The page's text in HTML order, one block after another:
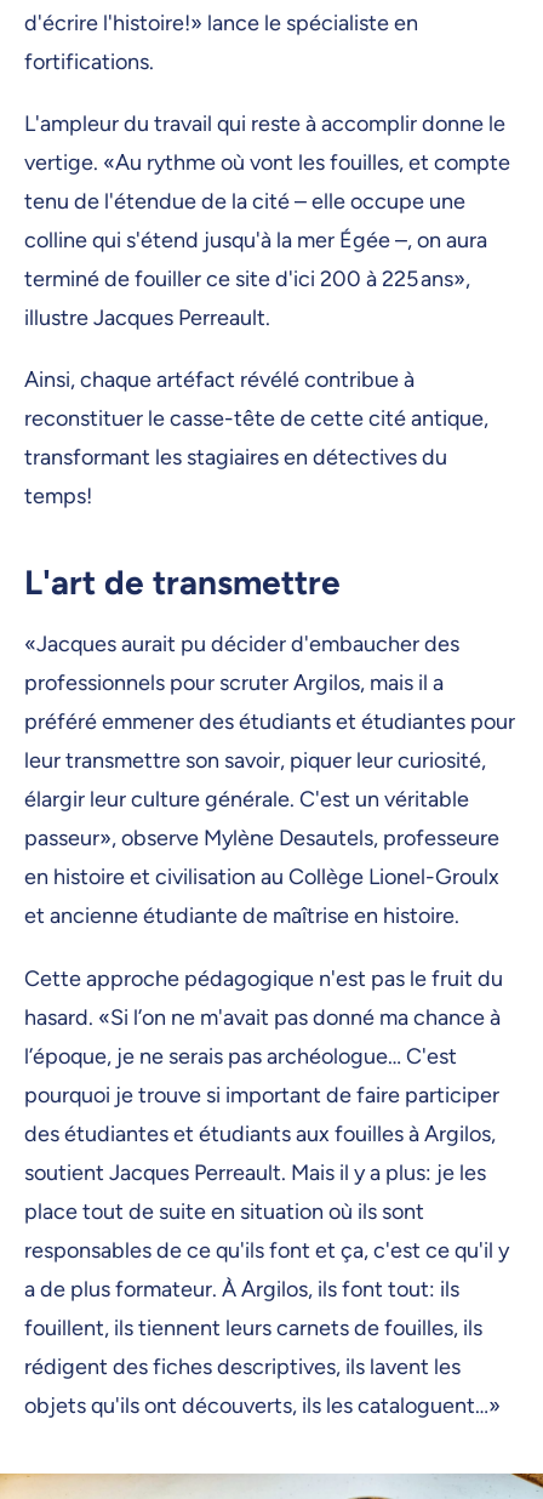
d'écrire l'histoire!» lance le spécialiste en
fortifications.
L'ampleur du travail qui reste à accomplir donne le
vertige. «Au rythme où vont les fouilles, et compte
tenu de l'étendue de la cité – elle occupe une
colline qui s'étend jusqu'à la mer Égée –, on aura
terminé de fouiller ce site d'ici 200 à 225 ans»,
illustre Jacques Perreault.
Ainsi, chaque artéfact révélé contribue à
reconstituer le casse-tête de cette cité antique,
transformant les stagiaires en détectives du
temps!
L'art de transmettre
«Jacques aurait pu décider d'embaucher des
professionnels pour scruter Argilos, mais il a
préféré emmener des étudiants et étudiantes pour
leur transmettre son savoir, piquer leur curiosité,
élargir leur culture générale. C'est un véritable
passeur», observe Mylène Desautels, professeure
en histoire et civilisation au Collège Lionel-Groulx
et ancienne étudiante de maîtrise en histoire.
Cette approche pédagogique n'est pas le fruit du
hasard. «Si l’on ne m'avait pas donné ma chance à
l’époque, je ne serais pas archéologue… C'est
pourquoi je trouve si important de faire participer
des étudiantes et étudiants aux fouilles à Argilos,
soutient Jacques Perreault. Mais il y a plus: je les
place tout de suite en situation où ils sont
responsables de ce qu'ils font et ça, c'est ce qu'il y
a de plus formateur. À Argilos, ils font tout: ils
fouillent, ils tiennent leurs carnets de fouilles, ils
rédigent des fiches descriptives, ils lavent les
objets qu'ils ont découverts, ils les cataloguent…»